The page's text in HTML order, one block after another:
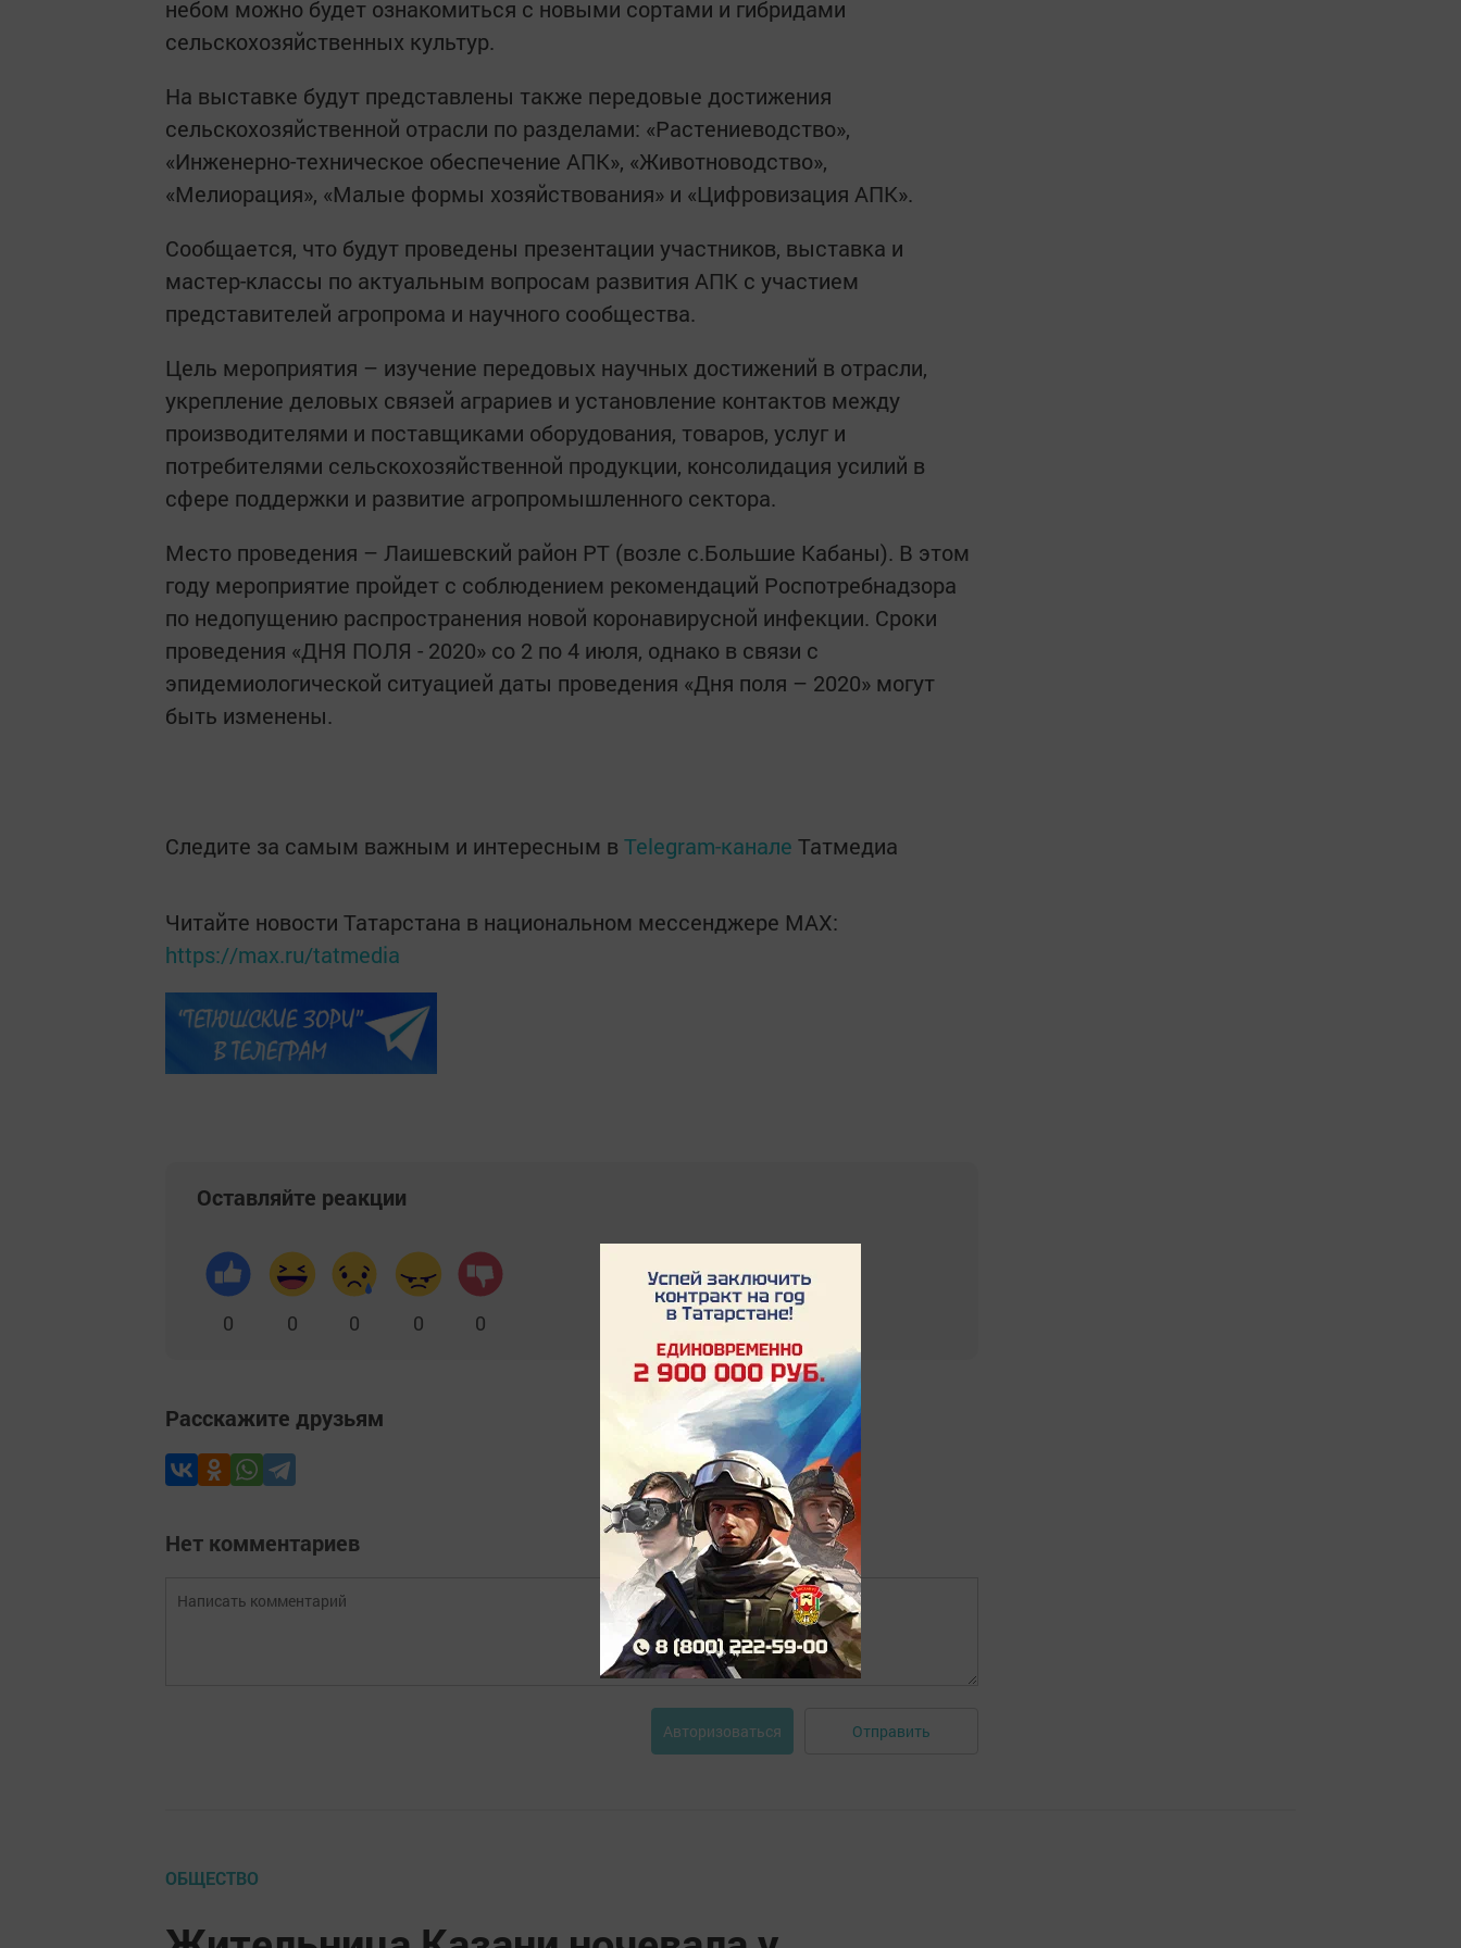
небом можно будет ознакомиться с новыми сортами и гибридами
сельскохозяйственных культур.
На выставке будут представлены также передовые достижения
сельскохозяйственной отрасли по разделами: «Растениеводство»,
«Инженерно-техническое обеспечение АПК», «Животноводство»,
«Мелиорация», «Малые формы хозяйствования» и «Цифровизация АПК».
Сообщается, что будут проведены презентации участников, выставка и
мастер-классы по актуальным вопросам развития АПК с участием
представителей агропрома и научного сообщества.
Цель мероприятия – изучение передовых научных достижений в отрасли,
укрепление деловых связей аграриев и установление контактов между
производителями и поставщиками оборудования, товаров, услуг и
потребителями сельскохозяйственной продукции, консолидация усилий в
сфере поддержки и развитие агропромышленного сектора.
Место проведения – Лаишевский район РТ (возле с.Большие Кабаны). В этом
году мероприятие пройдет с соблюдением рекомендаций Роспотребнадзора
по недопущению распространения новой коронавирусной инфекции. Сроки
проведения «ДНЯ ПОЛЯ - 2020» со 2 по 4 июля, однако в связи с
эпидемиологической ситуацией даты проведения «Дня поля – 2020» могут
быть изменены.
Следите за самым важным и интересным в Telegram-канале Татмедиа
Читайте новости Татарстана в национальном мессенджере MАХ:
https://max.ru/tatmedia
Оставляйте реакции
0 0 0 0 0
Расскажите друзьям
Нет комментариев
Авторизоваться Отправить
ОБЩЕСТВО